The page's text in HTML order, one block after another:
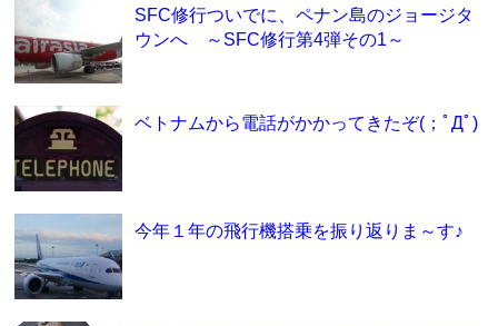
SFC修行ついでに、ペナン島のジョージタ
ウンへ ～SFC修行第4弾その1～
ベトナムから電話がかかってきたぞ(；ﾟДﾟ)
今年１年の飛行機搭乗を振り返りま～す♪